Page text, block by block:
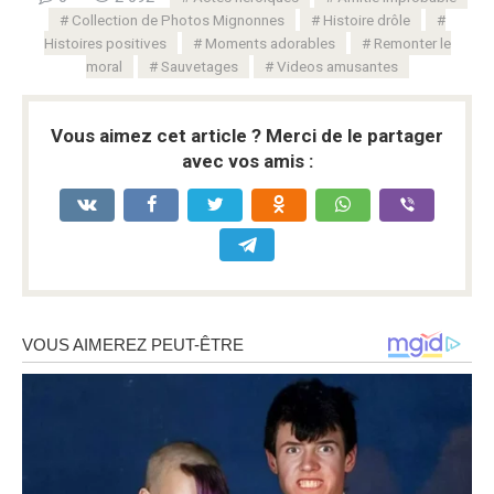
Collection de Photos Mignonnes
Histoire drôle
Histoires positives
Moments adorables
Remonter le
moral
Sauvetages Videos amusantes
Vous aimez cet article ? Merci de le partager
avec vos amis :